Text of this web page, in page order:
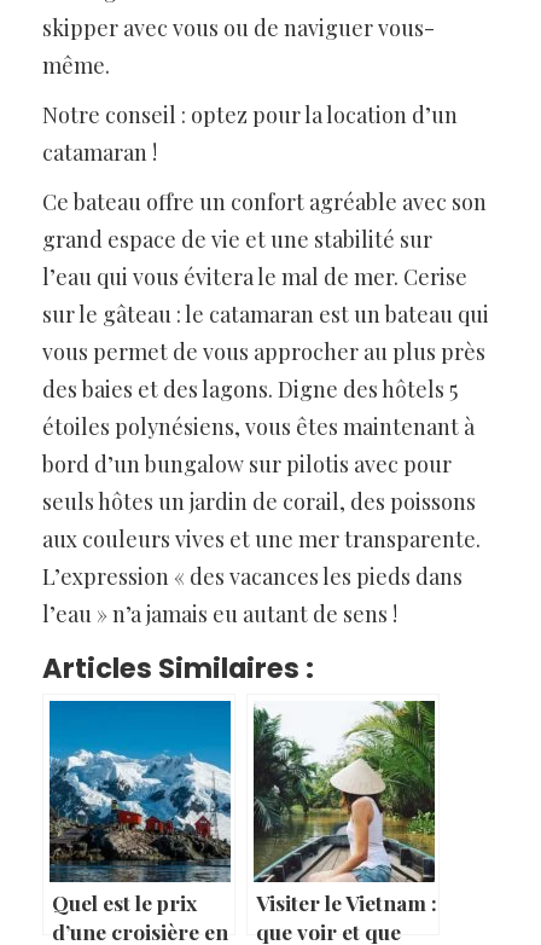
skipper avec vous ou de naviguer vous-
même.
Notre conseil : optez pour la location d’un
catamaran !
Ce bateau offre un confort agréable avec son
grand espace de vie et une stabilité sur
l’eau qui vous évitera le mal de mer. Cerise
sur le gâteau : le catamaran est un bateau qui
vous permet de vous approcher au plus près
des baies et des lagons. Digne des hôtels 5
étoiles polynésiens, vous êtes maintenant à
bord d’un bungalow sur pilotis avec pour
seuls hôtes un jardin de corail, des poissons
aux couleurs vives et une mer transparente.
L’expression « des vacances les pieds dans
l’eau » n’a jamais eu autant de sens !
Articles Similaires :
Quel est le prix
d’une croisière en
Visiter le Vietnam :
que voir et que